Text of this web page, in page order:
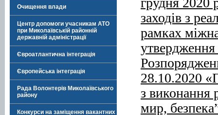
Очищення влади
Центр допомоги учасникам АТО
при Миколаївській районній
державній адміністрації
Євроатлантична інтеграція
Європейська інтеграція
Рада Волонтерів Миколаївського
району
Конкурси на заміщення вакантних
заходів з
рамках
утвердження
28.10.2020
з виконання
мир,